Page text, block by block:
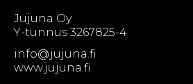
Jujuna Oy
Y-tunnus 3267825-4
info@jujuna.fi
www.jujuna.fi